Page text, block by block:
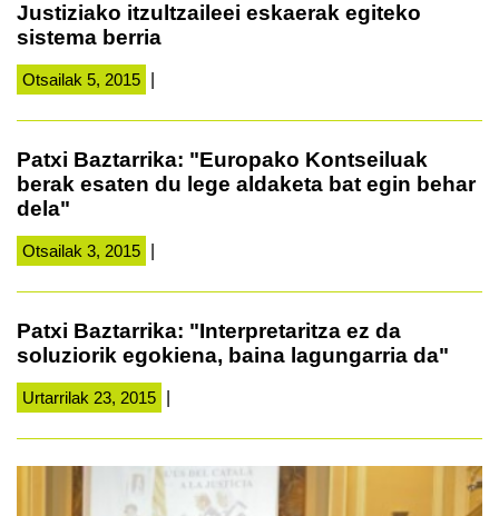
Justiziako itzultzaileei eskaerak egiteko
sistema berria
Otsailak 5, 2015
Patxi Baztarrika: "Europako Kontseiluak
berak esaten du lege aldaketa bat egin behar
dela"
Otsailak 3, 2015
Patxi Baztarrika: "Interpretaritza ez da
soluziorik egokiena, baina lagungarria da"
Urtarrilak 23, 2015